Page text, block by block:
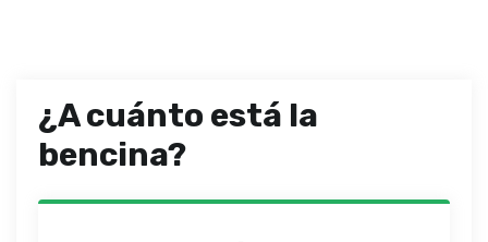
¿A cuánto está la
bencina?